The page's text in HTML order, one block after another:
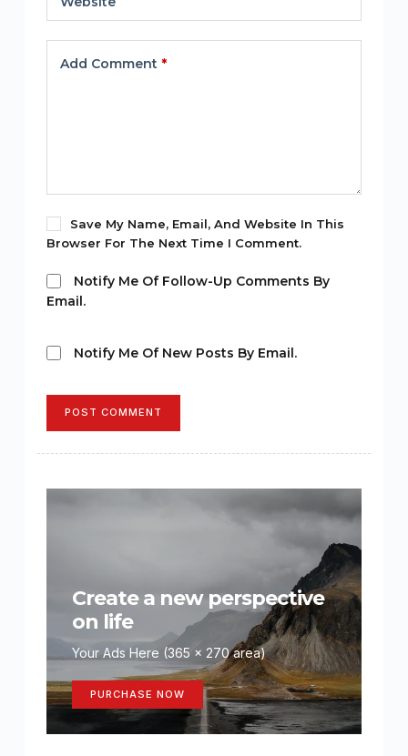
Add Comment *
Save My Name, Email, And Website In This
Browser For The Next Time I Comment.
Notify Me Of Follow-Up Comments By
Email.
Notify Me Of New Posts By Email.
POST COMMENT
Create a new perspective
on life
Your Ads Here (365 x 270 area)
PURCHASE NOW